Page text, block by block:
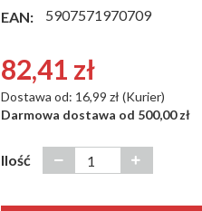
EAN:
5907571970709
82,41 zł
Dostawa od: 16,99 zł (Kurier)
Darmowa dostawa od 500,00 zł
Ilość